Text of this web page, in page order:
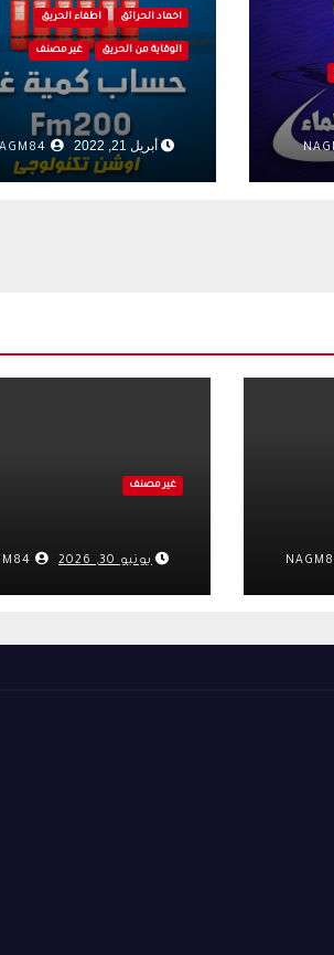
اخماد الحرائق اطفاء الحريق
الوقاية من الحريق غير مصنف
أبريل 21, 2022 NAGM84
غير مصنف
يونيو 30, 2026